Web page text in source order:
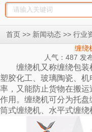
首页 >> 新闻动态 >> 行业
缠绕
人气：487 发
缠绕机又称缠绕包装机
塑胶化工、玻璃陶瓷、
率，又能防止货物在搬
作用。 缠绕机可分为托盘
筒式缠绕机、水平式缠绕